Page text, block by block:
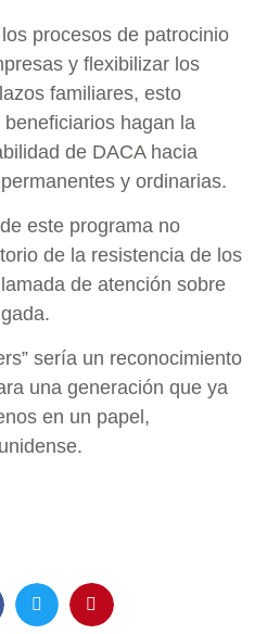
procesos de patrocinio
y flexibilizar los
familiares, esto
hagan la
de DACA hacia
y ordinarias.
este programa no
de la resistencia de los
de atención sobre
sería un reconocimiento
una generación que ya
en un papel,